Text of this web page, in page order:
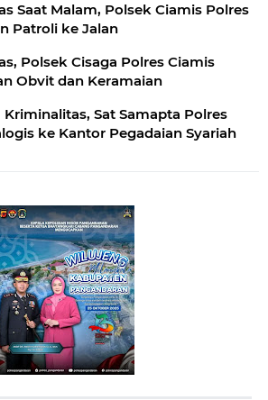
Saat Malam, Polsek Ciamis Polres
Patroli ke Jalan
Polsek Cisaga Polres Ciamis
Obvit dan Keramaian
Sat Samapta Polres
ke Kantor Pegadaian Syariah